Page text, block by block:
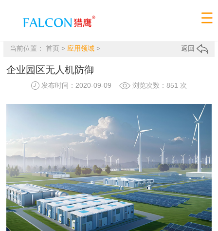
当前位置： 首页> 应用领域> 返回
企业园区无人机防御
发布时间：2020-09-09 浏览次数：851 次